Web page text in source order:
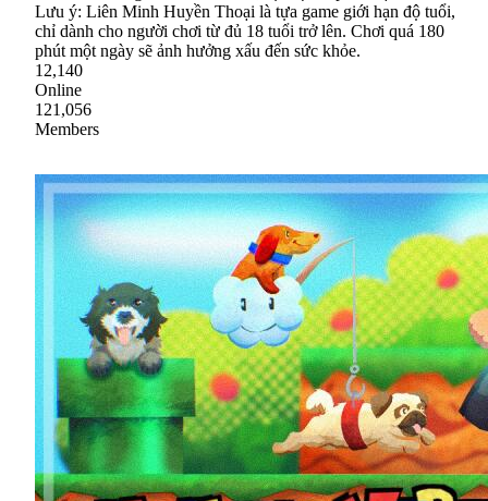
Lưu ý: Liên Minh Huyền Thoại là tựa game giới hạn độ tuổi,
chỉ dành cho người chơi từ đủ 18 tuổi trở lên. Chơi quá 180
phút một ngày sẽ ảnh hưởng xấu đến sức khỏe.
12,140
Online
121,056
Members